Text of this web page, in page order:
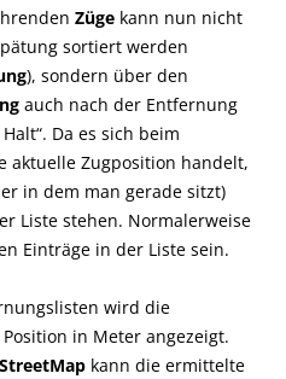
Züge kann nun nicht
sortiert werden
), sondern über den
auch nach der Entfernung
Da es sich beim
aktuelle Zugposition handelt,
in dem man gerade sitzt)
Liste stehen. Normalerweise
Einträge in der Liste sein.
wird die
in Meter angezeigt.
kann die ermittelte